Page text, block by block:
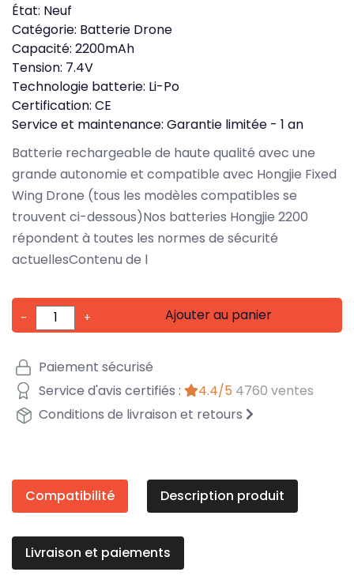
État: Neuf
Catégorie: Batterie Drone
Capacité: 2200mAh
Tension: 7.4V
Technologie batterie: Li-Po
Certification: CE
Service et maintenance: Garantie limitée - 1 an
Batterie rechargeable de haute qualité avec une
grande autonomie et compatible avec Hongjie Fixed
Wing Drone (tous les modèles compatibles se
trouvent ci-dessous)Nos batteries Hongjie 2200
répondent à toutes les normes de sécurité
actuellesContenu de l
- + Ajouter au panier
Paiement sécurisé
Service d'avis certifiés :
4.4/5 4760 ventes
Conditions de livraison et retours
Compatibilité Description produit
Livraison et paiements